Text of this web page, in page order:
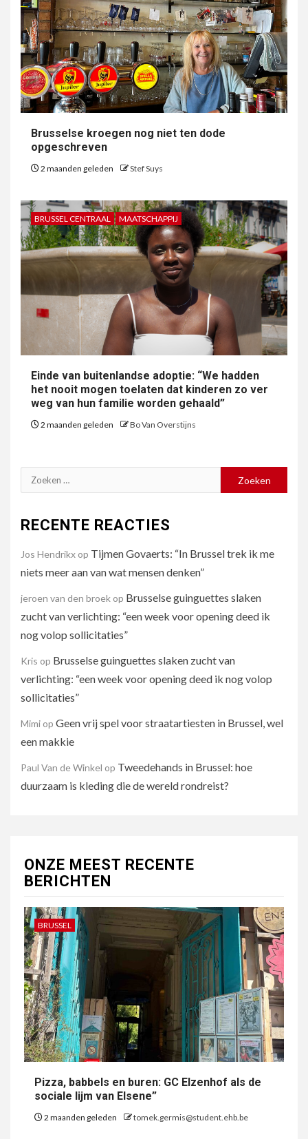
Brusselse kroegen nog niet ten dode
opgeschreven
2 maanden geleden Stef Suys
BRUSSEL CENTRAAL MAATSCHAPPIJ
Einde van buitenlandse adoptie: “We hadden
het nooit mogen toelaten dat kinderen zo ver
weg van hun familie worden gehaald”
2 maanden geleden Bo Van Overstijns
Zoeken
naar:
RECENTE REACTIES
Jos Hendrikx op Tijmen Govaerts: “In Brussel trek ik me
niets meer aan van wat mensen denken”
jeroen van den broek op Brusselse guinguettes slaken
zucht van verlichting: “een week voor opening deed ik
nog volop sollicitaties”
Kris op Brusselse guinguettes slaken zucht van
verlichting: “een week voor opening deed ik nog volop
sollicitaties”
Mimi op Geen vrij spel voor straatartiesten in Brussel, wel
een makkie
Paul Van de Winkel op Tweedehands in Brussel: hoe
duurzaam is kleding die de wereld rondreist?
ONZE MEEST RECENTE
BERICHTEN
BRUSSEL
Pizza, babbels en buren: GC Elzenhof als de
sociale lijm van Elsene”
2 maanden geleden tomek.germis@student.ehb.be